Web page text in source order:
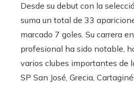
Desde su debut con la
suma un total de 33
marcado 7 goles. Su carrera
profesional ha sido notable,
varios clubes importantes de
SP San José, Grecia,